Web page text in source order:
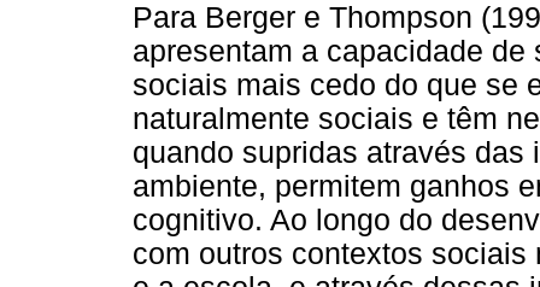
Para Berger e Thompson
apresentam a capacidade
sociais mais cedo do que se
naturalmente sociais e têm
quando supridas através das
ambiente, permitem ganhos
cognitivo. Ao longo do
com outros contextos